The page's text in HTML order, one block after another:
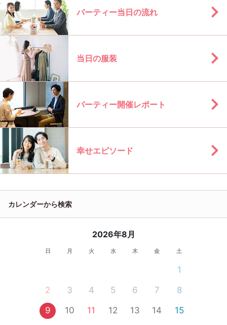
パーティー当日の流れ
当日の服装
パーティー開催レポート
幸せエピソード
カレンダーから検索
2026年8月
日 月 火 水 木 金 土
1
2
3 4 5 6 7
8
9
10 11 12 13 14
15